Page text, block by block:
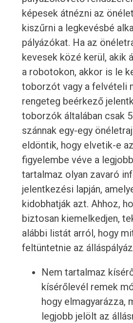
képesek átnézni az
kiszűrni a legkevésbé
pályázókat. Ha az
kevesek közé kerül, akik
a robotokon, akkor is le
toborzót vagy a felvételi
rengeteg beérkező
toborzók általában csak
szánnak egy-egy
eldöntik, hogy elvetik-e
figyelembe véve a
tartalmaz olyan zavaró
jelentkezési lapján,
kidobhatják azt. Ahhoz,
biztosan kiemelkedjen,
alábbi listát arról, hogy
feltüntetnie az
Nem tartalmaz
kísérőlevél remek
hogy elmagyarázza,
legjobb jelölt az